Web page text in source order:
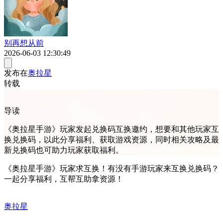
别再想从前
2026-06-03 12:30:49
发布在奥拉星
转载
导读
《奥拉星手游》玩家发起兑换码互换邀约，想要和其他玩家互
换兑换码，以此分享福利、获取游戏资源，同时相关攻略及最
新兑换码也可助力玩家获取福利。
《奥拉星手游》玩家求互换！有没有手游玩家来互换兑换码？
一起分享福利，互帮互助拿资源！
奥拉星